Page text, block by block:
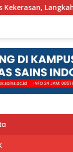
Kediri